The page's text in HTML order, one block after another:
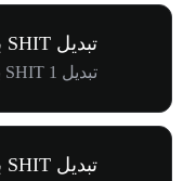
تبدیل SHIT به IDR
تبدیل 1 SHIT به Rp0.008287
تبدیل SHIT به EUR